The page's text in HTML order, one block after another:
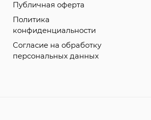
Публичная оферта
Политика
конфиденциальности
Согласие на обработку
персональных данных